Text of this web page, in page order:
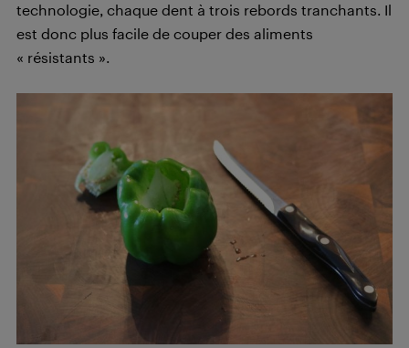
technologie, chaque dent à trois rebords tranchants. Il
est donc plus facile de couper des aliments
« résistants ».